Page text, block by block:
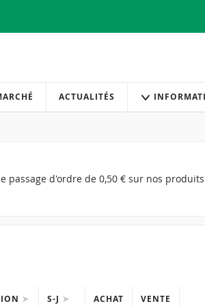
ACTUALITÉS
passage d'ordre de 0,50 € sur nos
S-J ACHAT VENTE